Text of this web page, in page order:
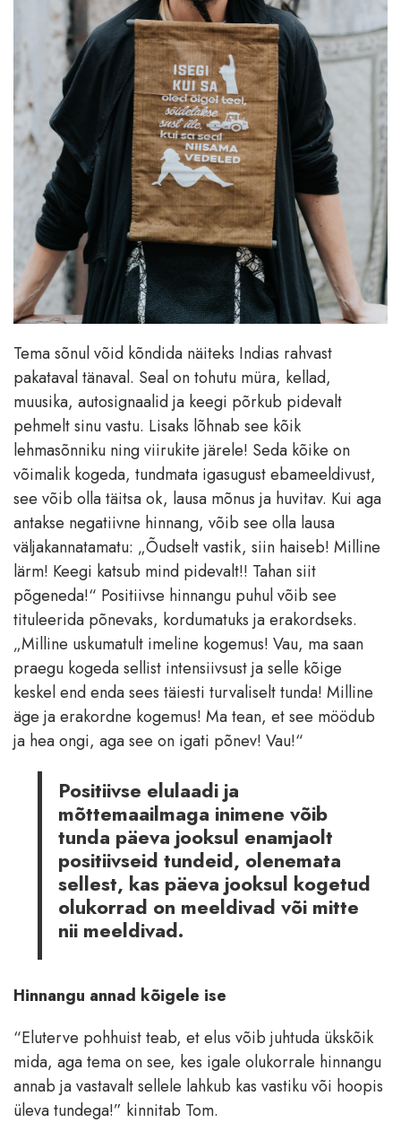
Tema sõnul võid kõndida näiteks Indias rahvast
pakataval tänaval. Seal on tohutu müra, kellad,
muusika, autosignaalid ja keegi põrkub pidevalt
pehmelt sinu vastu. Lisaks lõhnab see kõik
lehmasõnniku ning viirukite järele! Seda kõike on
võimalik kogeda, tundmata igasugust ebameeldivust,
see võib olla täitsa ok, lausa mõnus ja huvitav. Kui aga
antakse negatiivne hinnang, võib see olla lausa
väljakannatamatu: „Õudselt vastik, siin haiseb! Milline
lärm! Keegi katsub mind pidevalt!! Tahan siit
põgeneda!“ Positiivse hinnangu puhul võib see
tituleerida põnevaks, kordumatuks ja erakordseks.
„Milline uskumatult imeline kogemus! Vau, ma saan
praegu kogeda sellist intensiivsust ja selle kõige
keskel end enda sees täiesti turvaliselt tunda! Milline
äge ja erakordne kogemus! Ma tean, et see möödub
ja hea ongi, aga see on igati põnev! Vau!“
Positiivse elulaadi ja
mõttemaailmaga inimene võib
tunda päeva jooksul enamjaolt
positiivseid tundeid, olenemata
sellest, kas päeva jooksul kogetud
olukorrad on meeldivad või mitte
nii meeldivad.
Hinnangu annad kõigele ise
“Eluterve pohhuist teab, et elus võib juhtuda ükskõik
mida, aga tema on see, kes igale olukorrale hinnangu
annab ja vastavalt sellele lahkub kas vastiku või hoopis
üleva tundega!” kinnitab Tom.